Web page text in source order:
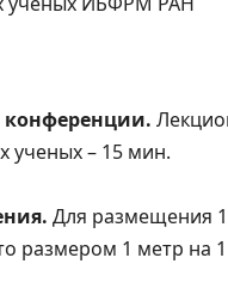
конференции.
ученых – 15 мин.
Для размещения
размером 1 метр на